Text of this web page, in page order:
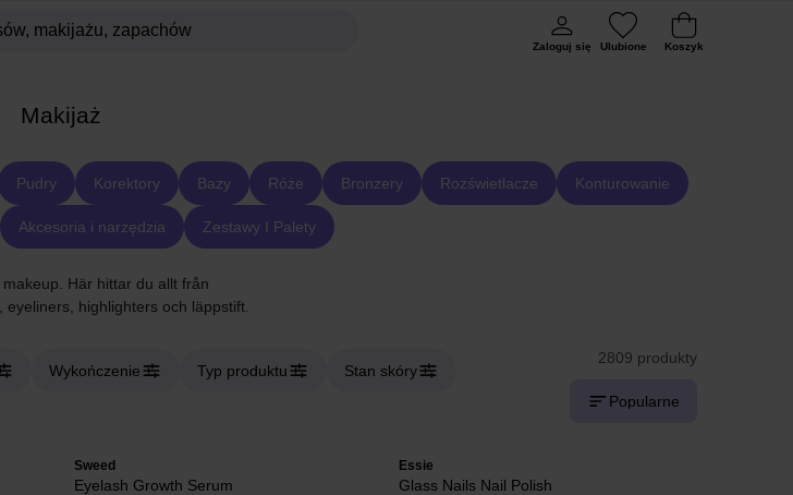
Zaloguj się Ulubione Koszyk
Makijaż
Pudry Korektory Bazy Róże Bronzery Rozświetlacze Konturowanie
Akcesoria i narzędzia Zestawy I Palety
Här hittar du allt från
highlighters och läppstift.
Wykończenie Typ produktu Stan skóry
2809 produkty
Popularne
Sweed
Eyelash Growth Serum
Essie
Glass Nails Nail Polish